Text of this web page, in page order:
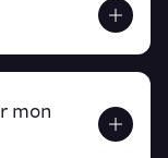
peux
mon